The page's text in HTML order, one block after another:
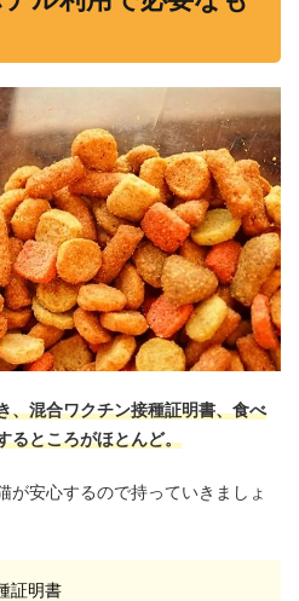
、混合ワクチン接種証明書、食べ
るところがほとんど。
が安心するので持っていきましょ
証明書